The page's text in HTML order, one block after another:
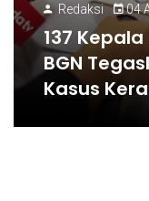
Redaksi 04
137
BGN
Kasus